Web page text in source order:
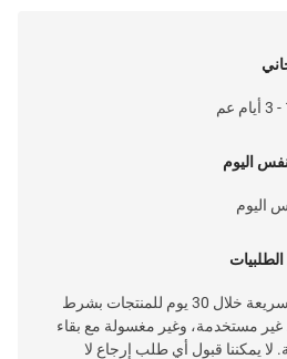
اليوم
اليوم
خدمة إرجاع سهلة وسريعة خلال 30 يوم للمنتجات بشرط
غير مستخدمة، وغير مغسولة مع بقاء
لا يمكننا قبول أي طلب إرجاع لا